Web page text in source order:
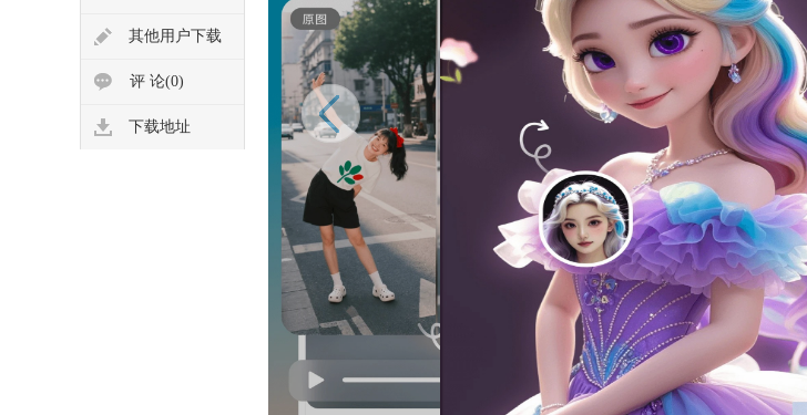
其他用户下载
评 论(0)
下载地址